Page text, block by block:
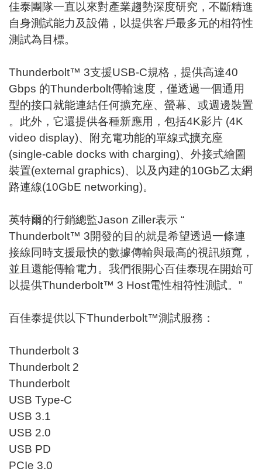
佳泰團隊一直以來對產業趨勢深度研究，不斷精進
自身測試能力及設備，以提供客戶最多元的相符性
測試為目標。
Thunderbolt™ 3支援USB-C規格，提供高達40
Gbps 的Thunderbolt傳輸速度，僅透過一個通用
型的接口就能連結任何擴充座、螢幕、或週邊裝置
。此外，它還提供各種新應用，包括4K影片 (4K
video display)、附充電功能的單線式擴充座
(single-cable docks with charging)、外接式繪圖
裝置(external graphics)、以及內建的10Gb乙太網
路連線(10GbE networking)。
英特爾的行銷總監Jason Ziller表示 “
Thunderbolt™ 3開發的目的就是希望透過一條連
接線同時支援最快的數據傳輸與最高的視訊頻寬，
並且還能傳輸電力。我們很開心百佳泰現在開始可
以提供Thunderbolt™ 3 Host電性相符性測試。”
百佳泰提供以下Thunderbolt™測試服務：
Thunderbolt 3
Thunderbolt 2
Thunderbolt
USB Type-C
USB 3.1
USB 2.0
USB PD
PCIe 3.0